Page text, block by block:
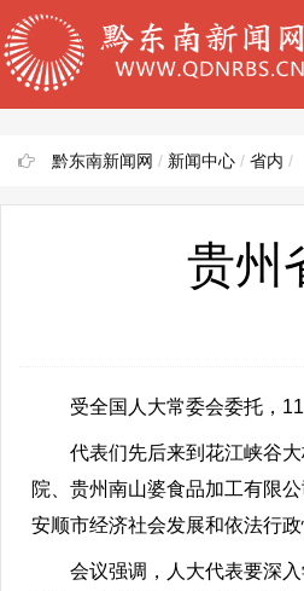
黔东南新闻网 / 新闻中心 / 省内 /
贵州
受全国人大常委会委托，
代表们先后来到花江峡谷
院、贵州南山婆食品加工有限
安顺市经济社会发展和依法行
会议强调，人大代表要深